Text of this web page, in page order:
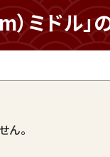
）ミドル」
ん。